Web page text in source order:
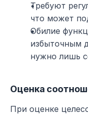
Требуют
что может
Обилие
избыточным
нужно лишь
Оценка
При оценке